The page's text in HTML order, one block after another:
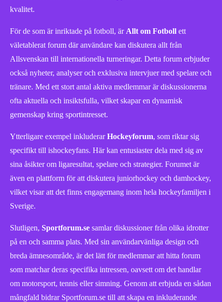
kvalitet.
För de som är inriktade på fotboll, är Allt om Fotboll ett
väletablerat forum där användare kan diskutera allt från
Allsvenskan till internationella turneringar. Detta forum erbjuder
också nyheter, analyser och exklusiva intervjuer med spelare och
tränare. Med ett stort antal aktiva medlemmar är diskussionerna
ofta aktuella och insiktsfulla, vilket skapar en dynamisk
gemenskap kring sportintresset.
Ytterligare exempel inkluderarHockeyforum, som riktar sig
specifikt till ishockeyfans. Här kan entusiaster dela med sig av
sina åsikter om ligaresultat, spelare och strategier. Forumet är
även en plattform för att diskutera juniorhockey och damhockey,
vilket visar att det finns engagemang inom hela hockeyfamiljen i
Sverige.
Slutligen, Sportforum.se samlar diskussioner från olika idrotter
på en och samma plats. Med sin användarvänliga design och
breda ämnesområde, är det lätt för medlemmar att hitta forum
som matchar deras specifika intressen, oavsett om det handlar
om motorsport, tennis eller simning. Genom att erbjuda en sådan
mångfald bidrar Sportforum.se till att skapa en inkluderande